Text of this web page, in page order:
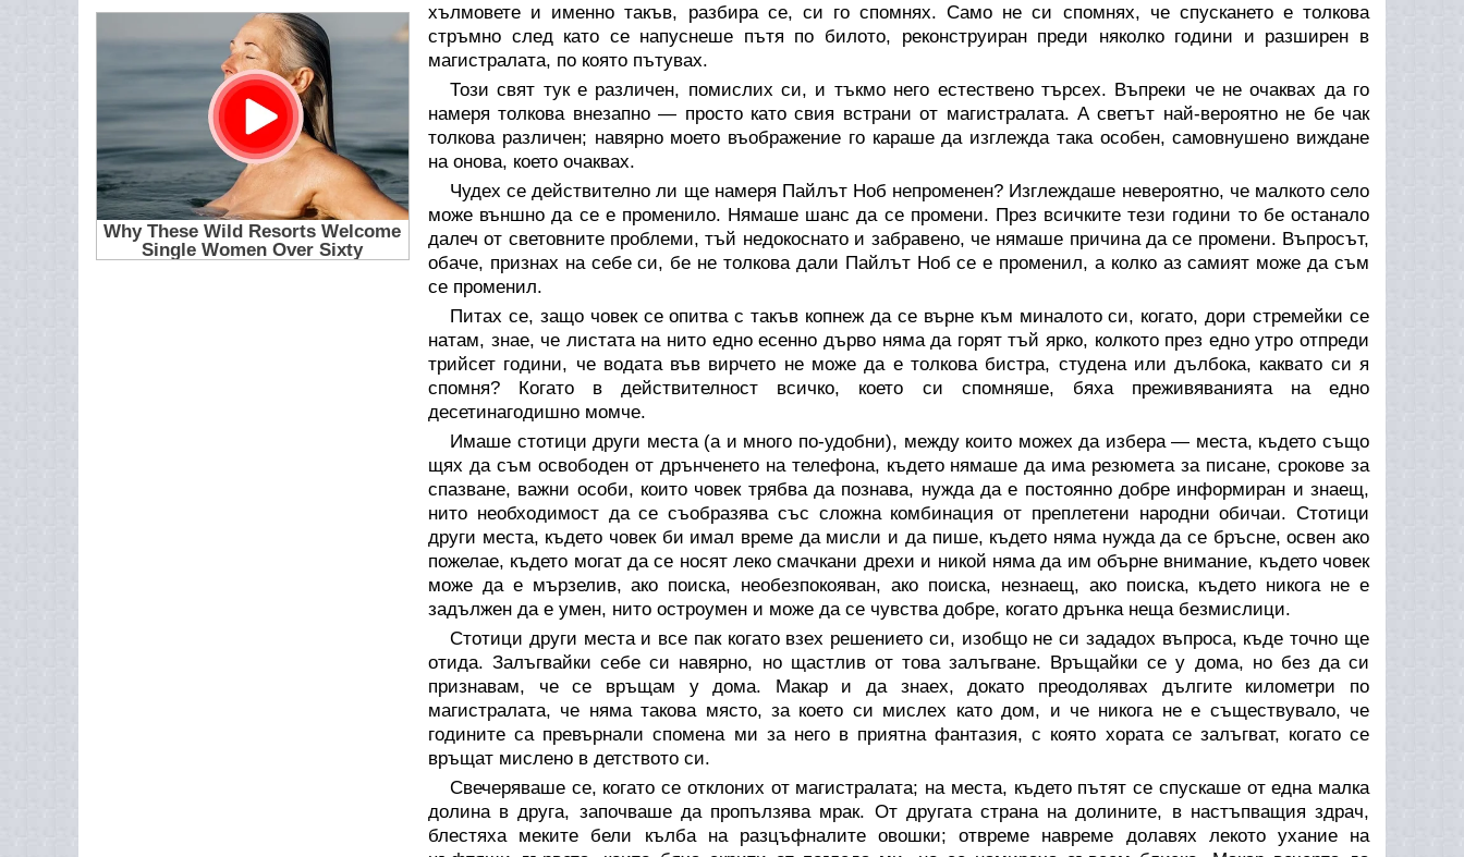
хълмовете и именно такъв, разбира се, си го спомнях. Само не си спомнях, че спускането е толкова
стръмно след като се напуснеше пътя по билото, реконструиран преди няколко години и разширен в
магистралата, по която пътувах.
Този свят тук е различен, помислих си, и тъкмо него естествено търсех. Въпреки че не очаквах да го
намеря толкова внезапно — просто като свия встрани от магистралата. А светът най-вероятно не бе чак
толкова различен; навярно моето въображение го караше да изглежда така особен, самовнушено виждане
на онова, което очаквах.
Чудех се действително ли ще намеря Пайлът Ноб непроменен? Изглеждаше невероятно, че малкото село
може външно да се е променило. Нямаше шанс да се промени. През всичките тези години то бе останало
далеч от световните проблеми, тъй недокоснато и забравено, че нямаше причина да се промени. Въпросът,
обаче, признах на себе си, бе не толкова дали Пайлът Ноб се е променил, а колко аз самият може да съм
се променил.
Питах се, защо човек се опитва с такъв копнеж да се върне към миналото си, когато, дори стремейки се
натам, знае, че листата на нито едно есенно дърво няма да горят тъй ярко, колкото през едно утро отпреди
трийсет години, че водата във вирчето не може да е толкова бистра, студена или дълбока, каквато си я
спомня? Когато в действителност всичко, което си спомняше, бяха преживяванията на едно
десетинагодишно момче.
Имаше стотици други места (а и много по-удобни), между които можех да избера — места, където също
щях да съм освободен от дрънченето на телефона, където нямаше да има резюмета за писане, срокове за
спазване, важни особи, които човек трябва да познава, нужда да е постоянно добре информиран и знаещ,
нито необходимост да се съобразява със сложна комбинация от преплетени народни обичаи. Стотици
други места, където човек би имал време да мисли и да пише, където няма нужда да се бръсне, освен ако
пожелае, където могат да се носят леко смачкани дрехи и никой няма да им обърне внимание, където човек
може да е мързелив, ако поиска, необезпокояван, ако поиска, незнаещ, ако поиска, където никога не е
задължен да е умен, нито остроумен и може да се чувства добре, когато дрънка неща безмислици.
Стотици други места и все пак когато взех решението си, изобщо не си зададох въпроса, къде точно ще
отида. Залъгвайки себе си навярно, но щастлив от това залъгване. Връщайки се у дома, но без да си
признавам, че се връщам у дома. Макар и да знаех, докато преодолявах дългите километри по
магистралата, че няма такова място, за което си мислех като дом, и че никога не е съществувало, че
годините са превърнали спомена ми за него в приятна фантазия, с която хората се залъгват, когато се
връщат мислено в детството си.
Свечеряваше се, когато се отклоних от магистралата; на места, където пътят се спускаше от една малка
долина в друга, започваше да пропълзява мрак. От другата страна на долините, в настъпващия здрач,
блестяха меките бели кълба на разцъфналите овошки; отвреме навреме долавях лекото ухание на